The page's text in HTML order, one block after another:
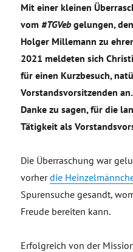
Mit einer kleinen
vom#TGVeb gelungen,
Holger Millemann zu
2021 meldeten sich
für einen Kurzbesuch,
Vorstandsvorsitzenden
Danke zu sagen, für die
Tätigkeit als
Die Überraschung war
vorherdie
Spurensuche gesandt,
Freude bereiten kann.
Erfolgreich von der